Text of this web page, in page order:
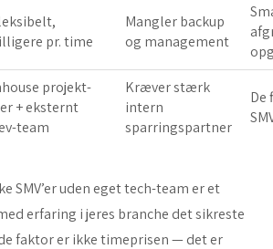
pr. time
Mangler backup
og management
projekt-
+ eksternt
team
Kræver stærk
intern
sparringspartner
De
SMV’er uden eget tech-team er et
erfaring i jeres branche det sikreste
faktor er ikke timeprisen — det er